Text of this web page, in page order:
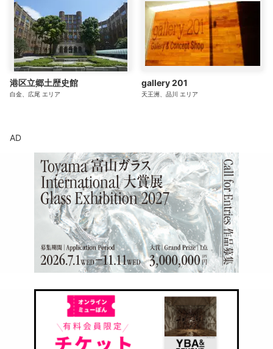
港区立郷土歴史館
白金、広尾 エリア
gallery 201
天王洲、品川 エリア
AD